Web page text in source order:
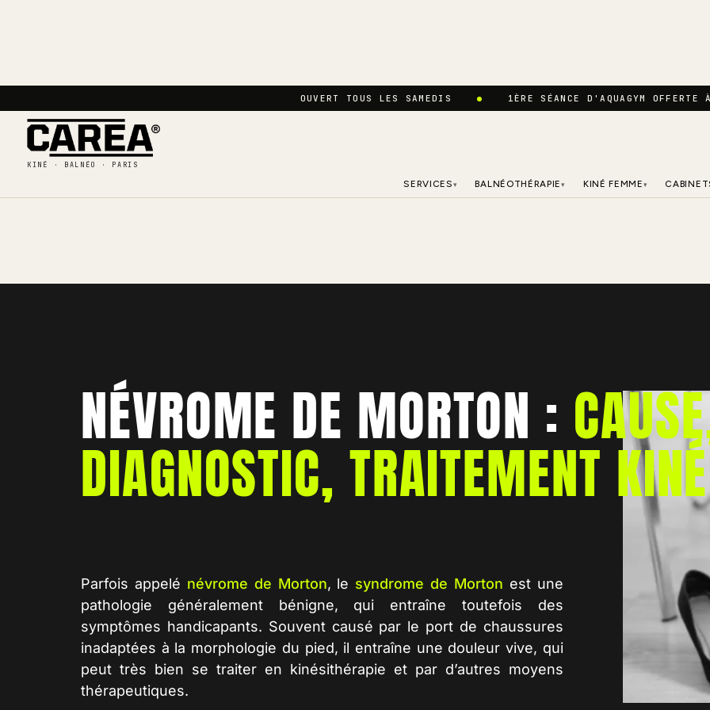
OUVERT TOUS LES SAMEDIS 1ÈRE SÉANCE D'AQUAGYM
KINÉ · BALNÉO · PARIS
SERVICES▾ BALNÉOTHÉRAPIE▾ KINÉ FEMME▾
NÉVROME DE MORTON :
DIAGNOSTIC, TRAITEMENT KINÉ
Parfois appelé névrome de Morton, le syndrome de Morton est une
pathologie généralement bénigne, qui entraîne toutefois des
symptômes handicapants. Souvent causé par le port de chaussures
inadaptées à la morphologie du pied, il entraîne une douleur vive, qui
peut très bien se traiter en kinésithérapie et par d’autres moyens
thérapeutiques.